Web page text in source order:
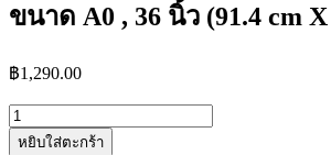
ขนาด A0 , 36 นิ้ว (91.4 cm X
฿1,290.00
จำนวน
ขนาด
หยิบใส่ตะกร้า